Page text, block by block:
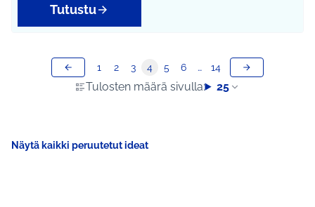
Tutustu
Tulosten määrä sivulla: 25
1 2 3 4 5 6 … 14
Näytä kaikki peruutetut ideat